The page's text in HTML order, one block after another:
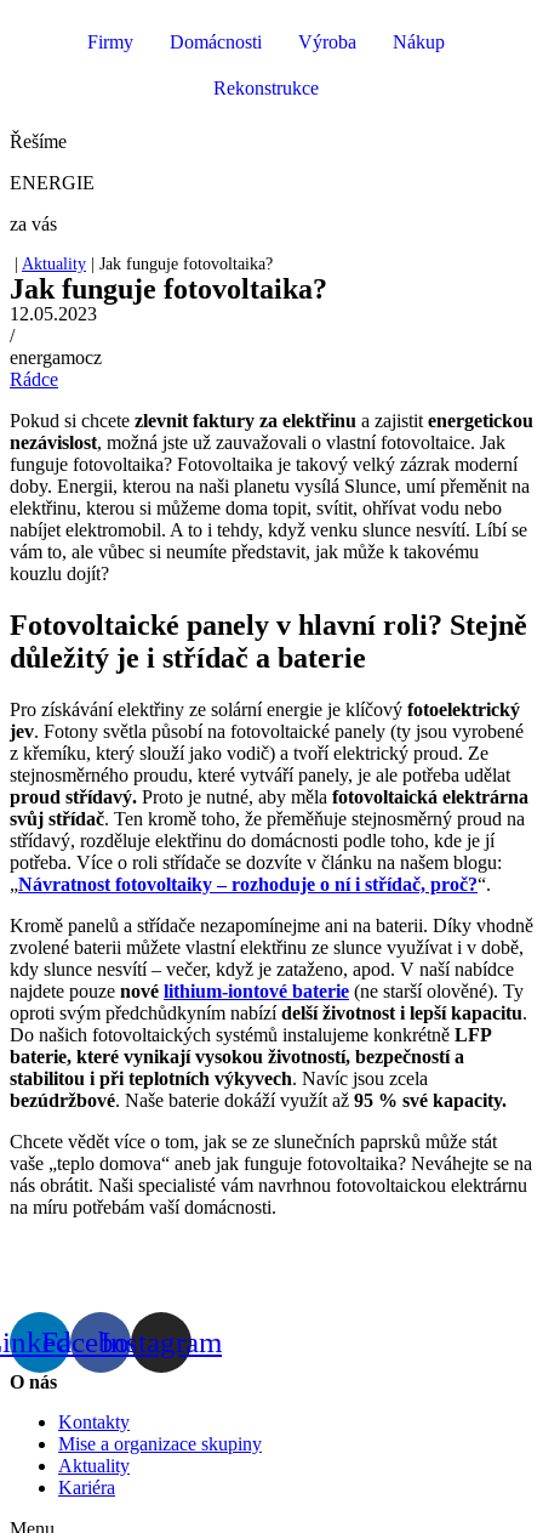
Firmy Domácnosti Výroba Nákup
Rekonstrukce
Řešíme
ENERGIE
za vás
Aktuality Jak funguje fotovoltaika?
Jak funguje fotovoltaika?
12.05.2023
/
energamocz
Rádce
Pokud si chcete zlevnit faktury za elektřinu a zajistit energetickou
nezávislost, možná jste už zauvažovali o vlastní fotovoltaice. Jak
funguje fotovoltaika? Fotovoltaika je takový velký zázrak moderní
doby. Energii, kterou na naši planetu vysílá Slunce, umí přeměnit na
elektřinu, kterou si můžeme doma topit, svítit, ohřívat vodu nebo
nabíjet elektromobil. A to i tehdy, když venku slunce nesvítí. Líbí se
vám to, ale vůbec si neumíte představit, jak může k takovému
kouzlu dojít?
Fotovoltaické panely v hlavní roli? Stejně
důležitý je i střídač a baterie
Pro získávání elektřiny ze solární energie je klíčový fotoelektrický
jev. Fotony světla působí na fotovoltaické panely (ty jsou vyrobené
z křemíku, který slouží jako vodič) a tvoří elektrický proud. Ze
stejnosměrného proudu, které vytváří panely, je ale potřeba udělat
proud střídavý. Proto je nutné, aby měla fotovoltaická elektrárna
svůj střídač. Ten kromě toho, že přeměňuje stejnosměrný proud na
střídavý, rozděluje elektřinu do domácnosti podle toho, kde je jí
potřeba. Více o roli střídače se dozvíte v článku na našem blogu:
„Návratnost fotovoltaiky – rozhoduje o ní i střídač, proč?“.
Kromě panelů a střídače nezapomínejme ani na baterii. Díky vhodně
zvolené baterii můžete vlastní elektřinu ze slunce využívat i v době,
kdy slunce nesvítí – večer, když je zataženo, apod. V naší nabídce
najdete pouze nové lithium-iontové baterie (ne starší olověné). Ty
oproti svým předchůdkyním nabízídelší životnost i lepší kapacitu.
Do našich fotovoltaických systémů instalujeme konkrétně LFP
baterie, které vynikají vysokou životností, bezpečností a
stabilitou i při teplotních výkyvech. Navíc jsou zcela
bezúdržbové. Naše baterie dokáží využít až 95 % své kapacity.
Chcete vědět více o tom, jak se ze slunečních paprsků může stát
vaše „teplo domova“ aneb jak funguje fotovoltaika? Neváhejte se na
nás obrátit. Naši specialisté vám navrhnou fotovoltaickou elektrárnu
na míru potřebám vaší domácnosti.
FacebookInstagram
O nás
Kontakty
Mise a organizace skupiny
Aktuality
Kariéra
Menu